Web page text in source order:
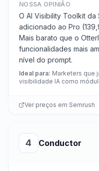
NOSSA OPINIÃO
O AI Visibility Toolkit
adicionado ao Pro
Mais barato que o
funcionalidades mais
nível do prompt.
Ideal para: Marketers que
visibilidade IA como
Ver preços em Semrush
4 Conductor